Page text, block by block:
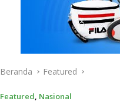
Beranda Featured
Featured, Nasional